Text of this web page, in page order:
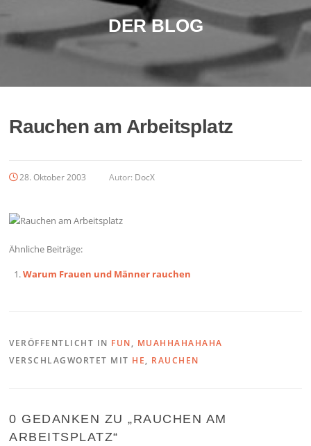
DER BLOG
Rauchen am Arbeitsplatz
28. Oktober 2003 Autor: DocX
Ähnliche Beiträge:
Warum Frauen und Männer rauchen
VERÖFFENTLICHT IN FUN, MUAHHAHAHAHA
VERSCHLAGWORTET MIT HE, RAUCHEN
0 GEDANKEN ZU „RAUCHEN AM
ARBEITSPLATZ“